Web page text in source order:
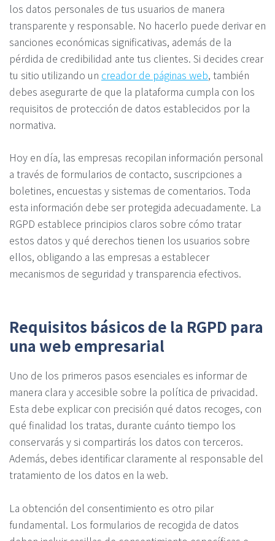
los datos personales de tus usuarios de manera
transparente y responsable. No hacerlo puede derivar en
sanciones económicas significativas, además de la
pérdida de credibilidad ante tus clientes. Si decides crear
tu sitio utilizando un creador de páginas web, también
debes asegurarte de que la plataforma cumpla con los
requisitos de protección de datos establecidos por la
normativa.
Hoy en día, las empresas recopilan información personal
a través de formularios de contacto, suscripciones a
boletines, encuestas y sistemas de comentarios. Toda
esta información debe ser protegida adecuadamente. La
RGPD establece principios claros sobre cómo tratar
estos datos y qué derechos tienen los usuarios sobre
ellos, obligando a las empresas a establecer
mecanismos de seguridad y transparencia efectivos.
Requisitos básicos de la RGPD para
una web empresarial
Uno de los primeros pasos esenciales es informar de
manera clara y accesible sobre la política de privacidad.
Esta debe explicar con precisión qué datos recoges, con
qué finalidad los tratas, durante cuánto tiempo los
conservarás y si compartirás los datos con terceros.
Además, debes identificar claramente al responsable del
tratamiento de los datos en la web.
La obtención del consentimiento es otro pilar
fundamental. Los formularios de recogida de datos